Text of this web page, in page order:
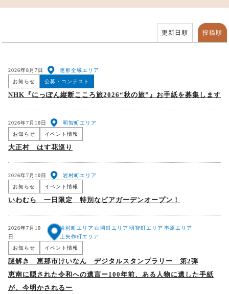
更新日順 投稿順
NHK『にっぽん縦断こころ旅2026“秋の旅”』お手紙を募集します
お知らせ 公募・コンテスト
2026年8月7日 恵那全域エリア
大正村 はす花巡り
お知らせ イベント情報
2026年7月10日 明智町エリア
いわむら 一日限定 特別なビアガーデンオープン！
お知らせ イベント情報
2026年7月10日 岩村町エリア
謎解き 恵那市けいなん デジタルスタンプラリー 第2弾
恵南に隠された令和への遺言ー100年前、ある人物に遺した手紙
が、今明かされるー
お知らせ イベント情報
2026年7月10
日
岩村町エリア 山岡町エリア 明智町エリア 串原エリア
上矢作町エリア